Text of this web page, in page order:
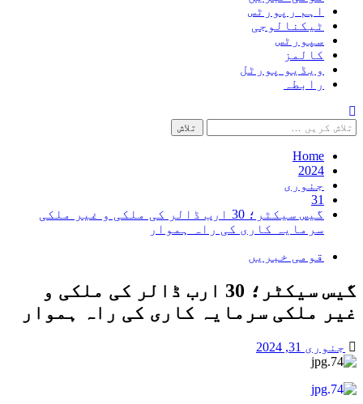
اہم رپورٹس
ٹیکنالوجی
سپورٹس
کالمز
ویڈیو پورٹل
رابطہ
تلاش
کریں
برائے:Home
2024
جنوری
31
گیس سیکٹر؛ 30 ارب ڈالر کی ملکی و غیر ملکی
سرمایہ کاری کی راہ ہموار
قومی خبریں
گیس سیکٹر؛ 30 ارب ڈالر کی ملکی و
غیر ملکی سرمایہ کاری کی راہ ہموار
جنوری 31, 2024